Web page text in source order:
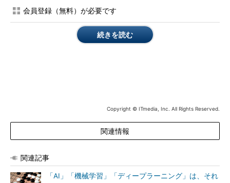
HPCのニーズに応えるため、同社はOpenPOWER Foundationの
メンバー企業と協力し、オープンなシステム設計アプローチによ
り、幅広いアクセラレーション技術の活用を進めている。
NVIDIA NVLinkで、POWER8プロセッサと「NVIDIA Tesla P100
Pascal GPU」を直接接続。NVIDIA NVLinkをシリコンレベルで
組み込み、全体的なシステム設計に統合した。従来のx86ベース
のシステムと比べ、5倍高速なデータ伝送を実現するという。
会員登録（無料）が必要です
続きを読む
Copyright © ITmedia, Inc. All Rights Reserved.
関連情報
関連記事
「AI」「機械学習」「ディープラーニング」は、それ